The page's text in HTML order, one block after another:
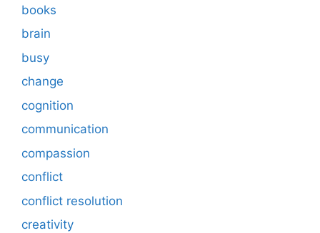
books
brain
busy
change
cognition
communication
compassion
conflict
conflict resolution
creativity